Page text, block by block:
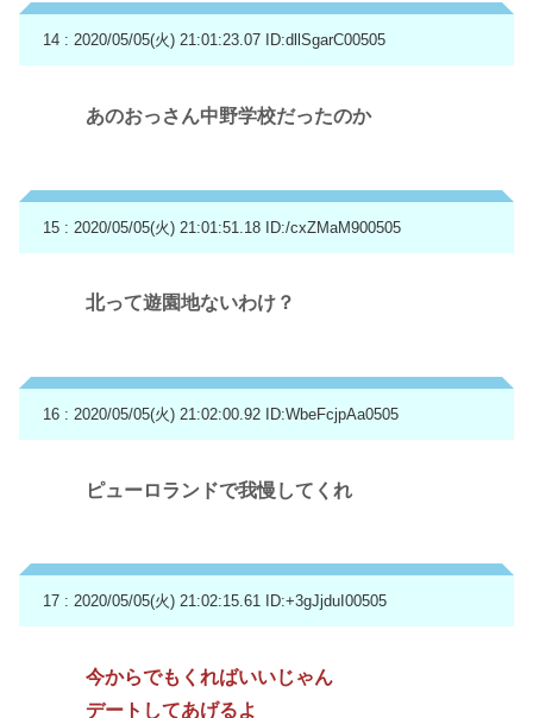
14 : 2020/05/05(火) 21:01:23.07 ID:dllSgarC00505
あのおっさん中野学校だったのか
15 : 2020/05/05(火) 21:01:51.18 ID:/cxZMaM900505
北って遊園地ないわけ？
16 : 2020/05/05(火) 21:02:00.92 ID:WbeFcjpAa0505
ピューロランドで我慢してくれ
17 : 2020/05/05(火) 21:02:15.61 ID:+3gJjduI00505
今からでもくればいいじゃん
デートしてあげるよ